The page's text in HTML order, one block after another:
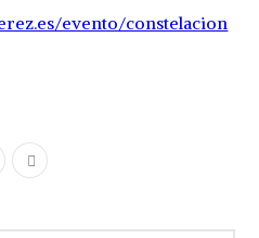
evento/constelacion